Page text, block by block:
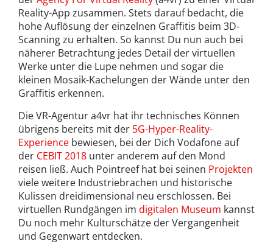
Reality-App zusammen. Stets darauf bedacht, die
hohe Auflösung der einzelnen Graffitis beim 3D-
Scanning zu erhalten. So kannst Du nun auch bei
näherer Betrachtung jedes Detail der virtuellen
Werke unter die Lupe nehmen und sogar die
kleinen Mosaik-Kachelungen der Wände unter den
Graffitis erkennen.
Die VR-Agentur a4vr hat ihr technisches Können
übrigens bereits mit der 5G-Hyper-Reality-
Experience bewiesen, bei der Dich Vodafone auf
der CEBIT 2018 unter anderem auf den Mond
reisen ließ. Auch Pointreef hat bei seinen Projekten
viele weitere Industriebrachen und historische
Kulissen dreidimensional neu erschlossen. Bei
virtuellen Rundgängen im digitalen Museum kannst
Du noch mehr Kulturschätze der Vergangenheit
und Gegenwart entdecken.